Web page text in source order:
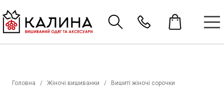
Головна Жіночі вишиванки Вишиті жіночі сорочки